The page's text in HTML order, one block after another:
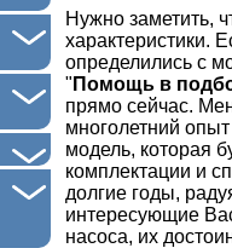
Нужно заметить,
характеристики.
определились с
" Помощь в
прямо сейчас.
многолетний
модель, которая
комплектации и
долгие годы,
интересующие
насоса, их